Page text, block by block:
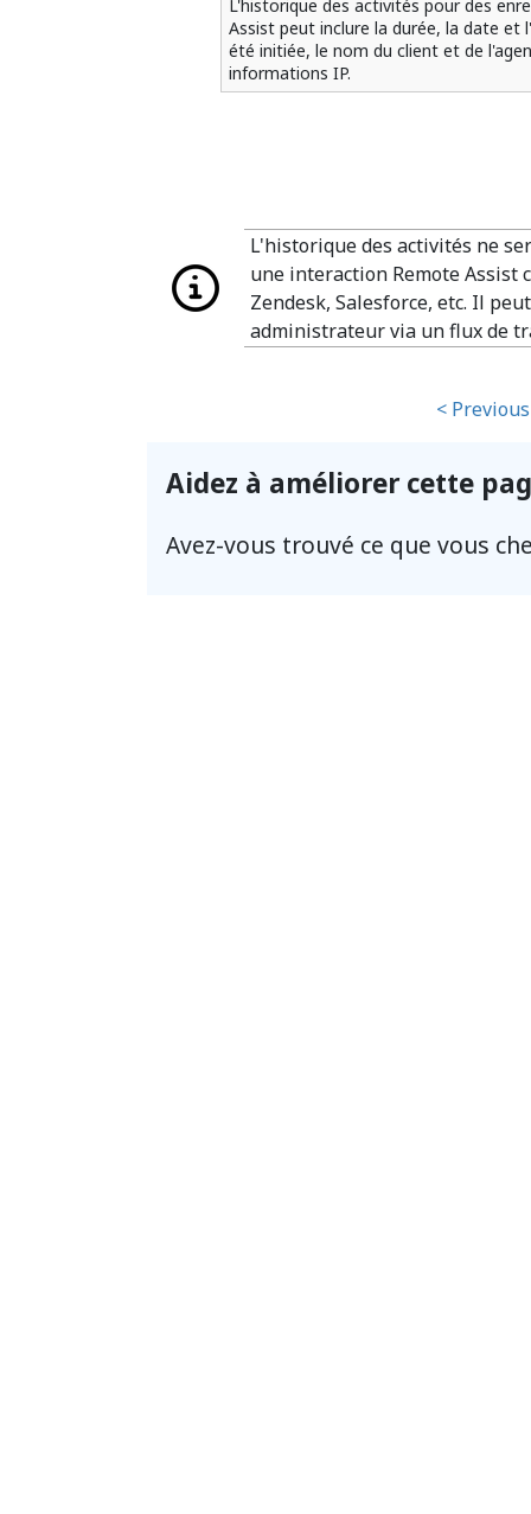
L'historique des activités pour des
Assist peut inclure la durée, la date et
été initiée, le nom du client et de
informations IP.
L'historique des activités ne
une interaction Remote Assist
Zendesk, Salesforce, etc. Il
administrateur via un flux de
< Previous
Aidez à améliorer cette
Avez-vous trouvé ce que vous